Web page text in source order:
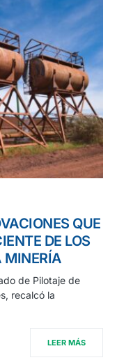
QUE
DE LOS
MINERÍA
de Pilotaje de
recalcó la
LEER MÁS